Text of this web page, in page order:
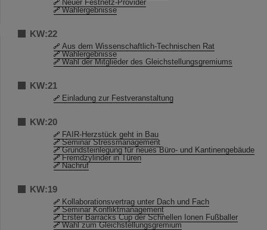
Neuer Festnetz-Provider
Wahlergebnisse
KW:22
Aus dem Wissenschaftlich-Technischen Rat
Wahlergebnisse
Wahl der Mitglieder des Gleichstellungsgremiums
KW:21
Einladung zur Festveranstaltung
KW:20
FAIR-Herzstück geht in Bau
Seminar Stressmanagement
Grundsteinlegung für neues Büro- und Kantinengebäude
Fremdzylinder in Türen
Nachruf
KW:19
Kollaborationsvertrag unter Dach und Fach
Seminar Konfliktmanagement
Erster Barracks Cup der Schnellen Ionen Fußballer
Wahl zum Gleichstellungsgremium